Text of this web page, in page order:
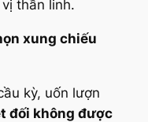
thần linh.
xung chiếu
kỳ, uốn lượn
đối không được